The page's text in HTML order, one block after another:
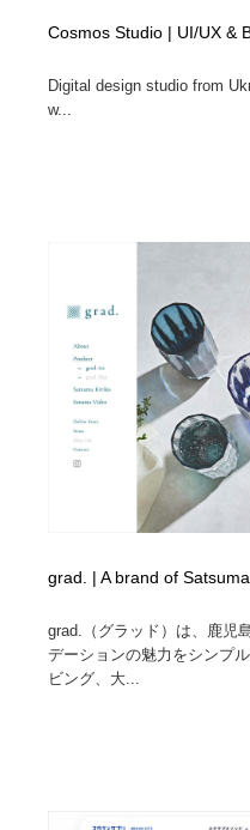
Cosmos Studio | UI/UX &
Digital design studio from
w...
grad. | A brand of
grad.（グラッド）は、鹿児
デーションの魅力をシンプ
ビング、大...